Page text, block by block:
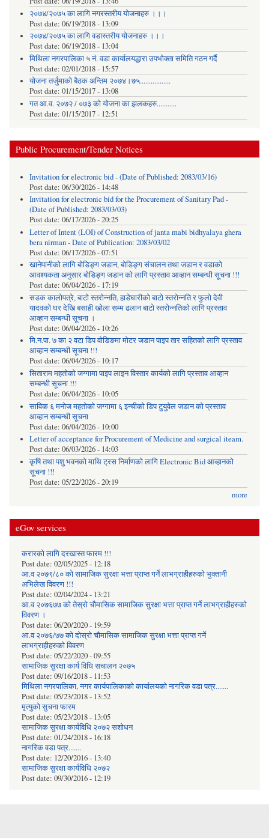
२०७४/२०७५ का लागि नगरस्तरीय योजनाहरु ।।।
Post date: 06/19/2018 - 13:09
२०७४/२०७५ का लागि वडास्तरीय योजनाहरु ।।।
Post date: 06/19/2018 - 13:04
मिथिला नगरपालिका ५ नं. वडा कार्यालयद्धारा उपभोक्ता समिति गठन गर्दै
Post date: 02/01/2018 - 15:57
याेजना तर्जुमाकाे बैठक अन्तिम २०७४।७५.................
Post date: 01/15/2017 - 13:08
गत आ.व. २०७२ / ०७३ को योजना का झलकहरु...........
Post date: 01/15/2017 - 12:51
Public Procurement/Tender Notices
Invitation for electronic bid - (Date of Published: 2083/03/16)
Post date: 06/30/2026 - 14:48
Invitation for electronic bid for the Procurement of Sanitary Pad -
(Date of Published: 2083/03/03)
Post date: 06/17/2026 - 20:25
Letter of Intent (LOI) of Construction of janta mabi bidhyalaya ghera
bera nirman - Date of Publication: 2083/03/02
Post date: 06/17/2026 - 07:51
खानेपानीको लागि बोडिङ्ग जडान, बोडिङ्ग संचालन तथा जडान र वडाको
आवश्यकता अनुसार बोडिङ्ग जडान को लागि प्रस्ताव आव्हान सम्बन्धी सूचना !!!
Post date: 06/04/2026 - 17:19
सडक कालोपत्रे, बाटो स्तरोन्नति, हाडेघारीको बाटो स्तरोन्नति र फुलो देवी
यादवको घर देखि बसाही खोला सम्म ढलान बाटो स्तरोन्नतिको लागि प्रस्ताव
आव्हान सम्बन्धी सूचना ।
Post date: 06/04/2026 - 10:26
मि.न.पा. ७ का २ वटा डिप वोडिङमा मोटर जडान पाइप तार सहितको लागि प्रस्ताव
आव्हान सम्बन्धी सूचना !!!
Post date: 06/04/2026 - 10:17
सिताराम महतोको जग्गामा पाइप लाइन विस्तार कार्यको लागि प्रस्ताव आव्हान
सम्बन्धी सूचना !!!
Post date: 06/04/2026 - 10:05
साविक ६ मनोज महतोको जग्गामा ६ इन्चीको डिप टुयुवेल जडान को प्रस्ताव
आव्हान सम्बन्धी सूचना
Post date: 06/04/2026 - 10:00
Letter of acceptance for Procurement of Medicine and surgical iteam.
Post date: 06/03/2026 - 14:03
कृषि तथा पशु भवनको माथि ट्रस निर्माणको लागि Electronic Bid आव्हानको
सूचना !!!
Post date: 05/22/2026 - 20:19
more
eGov services
करारको लागि दरखास्त फारम !!!
Post date: 02/05/2025 - 12:18
आ.व २०७९/८० को सामाजिक सुरक्षा भत्ता प्राप्त गर्ने लाभग्राहीहरुको भुक्तानी
अभिलेख विवरण !!!
Post date: 02/04/2024 - 13:21
आ.व २०७६७७ को तेस्रो चौमासिक सामाजिक सुरक्षा भत्ता प्राप्त गर्ने लाभग्राहीहरुको
विवरण ।
Post date: 06/20/2020 - 19:59
आ.व २०७६/७७ को दोस्रो चौमासिक सामाजिक सुरक्षा भत्ता प्राप्त गर्ने
लाभग्राहीहरुको विवरण
Post date: 05/22/2020 - 09:55
सामाजिक सुरक्षा कार्य विधि स‌चालन २०७५
Post date: 09/16/2018 - 11:53
मिथिला नगरपालिका, नगर कार्यपालिकाको कार्यालयकाे नागरिक वडा पत्र.......
Post date: 05/23/2018 - 13:52
मृत्युको सुचना फारम
Post date: 05/23/2018 - 13:05
सामाजिक सुरक्षा कार्यविधि २०७२ स‌शाेधन
Post date: 01/24/2018 - 16:18
नागरिक वडा पत्र.......
Post date: 12/20/2016 - 13:40
सामाजिक सुरक्षा कार्यविधि २०७२
Post date: 09/30/2016 - 12:19